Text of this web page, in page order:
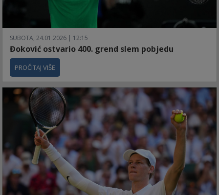
SUBOTA, 24.01.2026 | 12:15
Đoković ostvario 400. grend slem pobjedu
PROČITAJ VIŠE